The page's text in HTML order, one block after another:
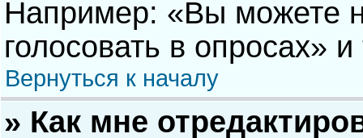
Например: «Вы можете
голосовать в опросах» и
Вернуться к началу
» Как мне